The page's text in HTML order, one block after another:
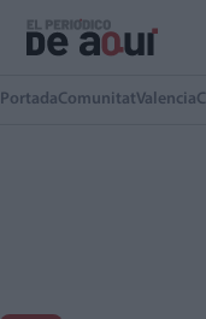
PortadaComunitatValencia